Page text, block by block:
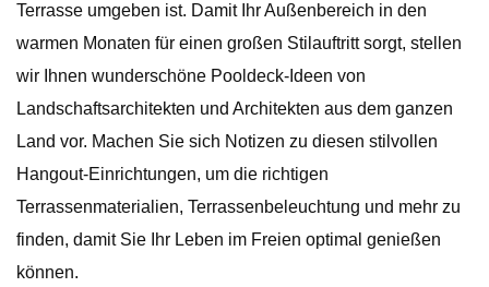
Terrasse umgeben ist. Damit Ihr Außenbereich in den
warmen Monaten für einen großen Stilauftritt sorgt, stellen
wir Ihnen wunderschöne Pooldeck-Ideen von
Landschaftsarchitekten und Architekten aus dem ganzen
Land vor. Machen Sie sich Notizen zu diesen stilvollen
Hangout-Einrichtungen, um die richtigen
Terrassenmaterialien, Terrassenbeleuchtung und mehr zu
finden, damit Sie Ihr Leben im Freien optimal genießen
können.